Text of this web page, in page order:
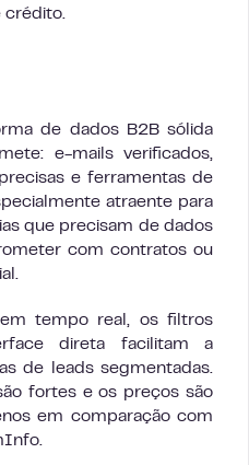
crédito.
de dados B2B sólida
e-mails verificados,
e ferramentas de
atraente para
que precisam de dados
com contratos ou
tempo real, os filtros
direta facilitam a
de leads segmentadas.
fortes e os preços são
em comparação com